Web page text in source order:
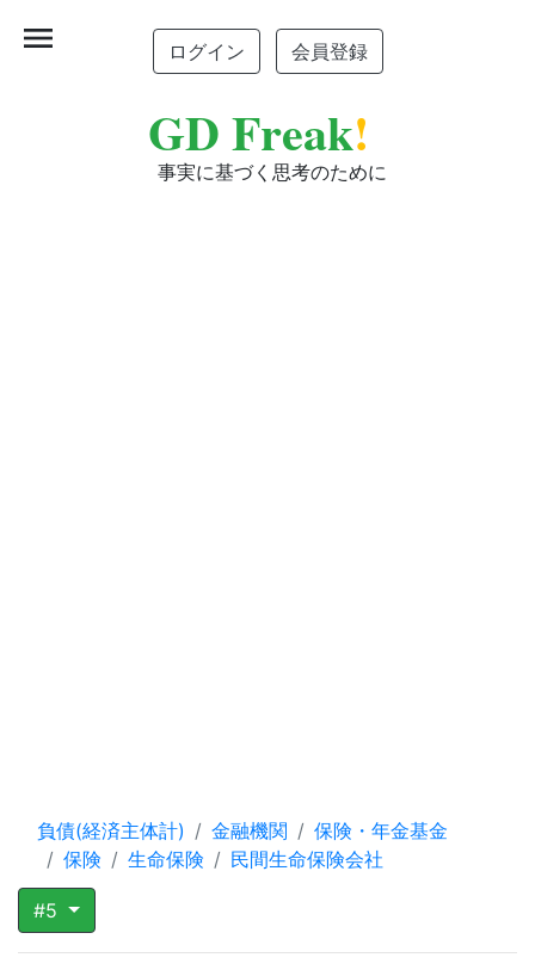
ログイン 会員登録
GD Freak!
事実に基づく思考のために
menu
負債(経済主体計) 金融機関
保険・年金基金
保険
生命保険 民間生命保険会社
#5